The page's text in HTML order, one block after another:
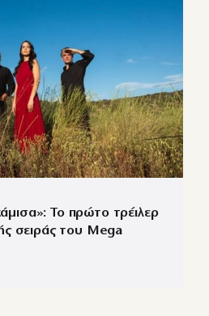
Το πρώτο τρέιλερ
σειράς του Mega